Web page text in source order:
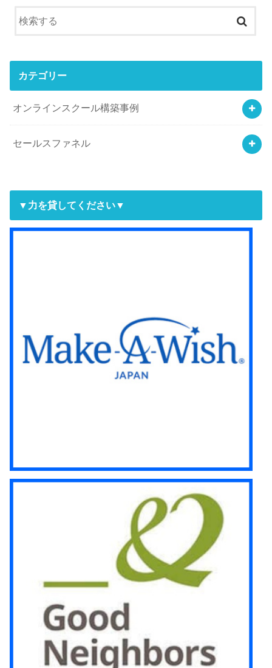
カテゴリー
オンラインスクール構築事例
セールスファネル
▼力を貸してください▼